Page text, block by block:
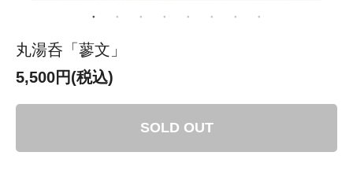
丸湯呑「蓼文」
5,500円(税込)
SOLD OUT